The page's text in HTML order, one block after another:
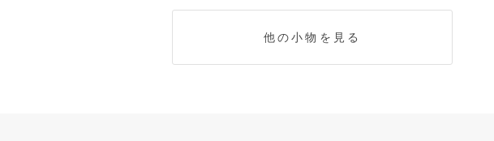
他の小物を見る